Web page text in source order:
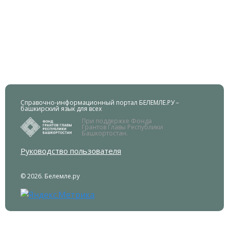
Справочно-информационный портал БЕЛЕМЛЕ.РУ –
башкирский язык для всех
При поддержке Фонда
Грантов Главы Республики
Башкортостан.
Руководство пользователя
© 2026. Белемле.ру